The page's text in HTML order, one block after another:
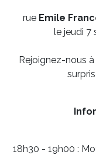
rue Emile
le jeudi 7
Rejoignez-nous
18h30 - 19h00 :